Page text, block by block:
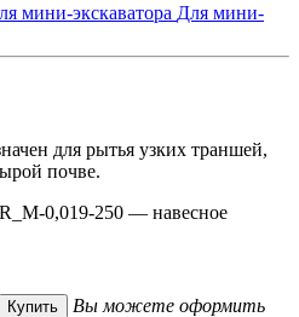
Для мини-
для рытья узких траншей,
почве.
Купить
Вы можете оформить